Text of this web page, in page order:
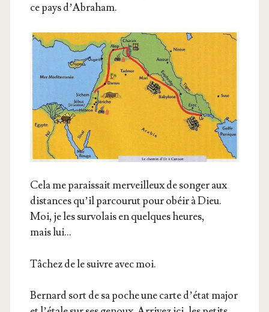
ce pays d’Abraham.
Cela me parais­sait mer­veilleux de son­ger aux
dis­tances qu’il par­cou­rut pour obéir à Dieu.
Moi, je les sur­vo­lais en quelques heures,
mais lui…
Tâchez de le suivre avec moi.
Ber­nard sort de sa poche une carte d’é­tat major